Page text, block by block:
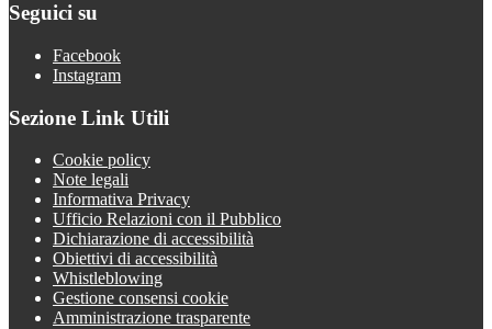
Seguici su
Facebook
Instagram
Sezione Link Utili
Cookie policy
Note legali
Informativa Privacy
Ufficio Relazioni con il Pubblico
Dichiarazione di accessibilità
Obiettivi di accessibilità
Whistleblowing
Gestione consensi cookie
Amministrazione trasparente